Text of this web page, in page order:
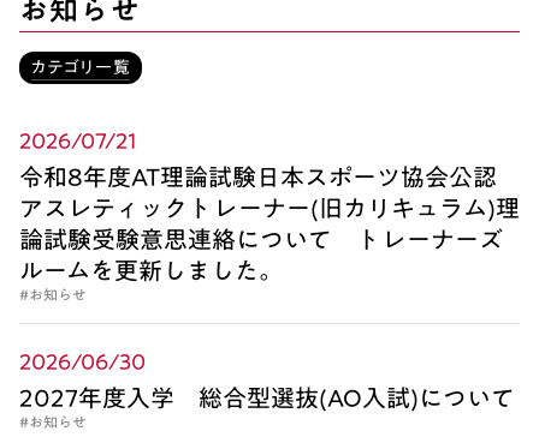
カテゴリ一覧
2026/07/21
令和8年度AT理論試験日本スポーツ協会公認
アスレティックトレーナー(旧カリキュラム)理
論試験受験意思連絡について トレーナーズ
ルームを更新しました。
#お知らせ
2026/06/30
2027年度入学 総合型選抜(AO入試)について
#お知らせ